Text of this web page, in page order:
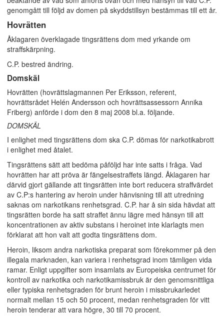
genomgått till följd av domen på skyddstillsyn bestämmas till ett år.
Hovrätten
Åklagaren överklagade tingsrättens dom med yrkande om
straffskärpning.
C.P. bestred ändring.
Domskäl
Hovrätten (hovrättslagmannen Per Eriksson, referent,
hovrättsrådet Helén Andersson och hovrättsassessorn Annika
Friberg) anförde i dom den 8 maj 2008 bl.a. följande.
DOMSKÄL
I enlighet med tingsrättens dom ska C.P. dömas för narkotikabrott
i enlighet med åtalet.
Tingsrättens sätt att bedöma påföljd har inte satts i fråga. Vad
hovrätten har att pröva är fängelsestraffets längd. Åklagaren har
därvid gjort gällande att tingsrätten inte bort reducera straffvärdet
av C.P:s hantering av heroin under hänvisning till att utredning
saknas om narkotikans renhetsgrad. C.P. har å sin sida hävdat att
tingsrätten borde ha satt straffet ännu lägre med hänsyn till att
koncentrationen av aktiv substans i heroinet inte klarlagts men
förklarat att hon valt att godta tingsrättens dom.
Heroin, liksom andra narkotiska preparat som förekommer på den
illegala marknaden, kan variera i renhetsgrad inom tämligen vida
ramar. Enligt uppgifter som insamlats av Europeiska centrumet för
kontroll av narkotika och narkotikamissbruk är den genomsnittliga
eller typiska renhetsgraden för brunt heroin i missbrukarledet
normalt mellan 15 och 50 procent, medan renhetsgraden för vitt
heroin tenderar att vara högre, 30 till 70 procent.